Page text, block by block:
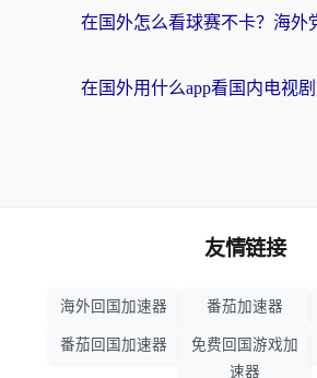
友情链接
海外回国加速器 番茄加速器
番茄回国加速器
免费回国游戏加
速器